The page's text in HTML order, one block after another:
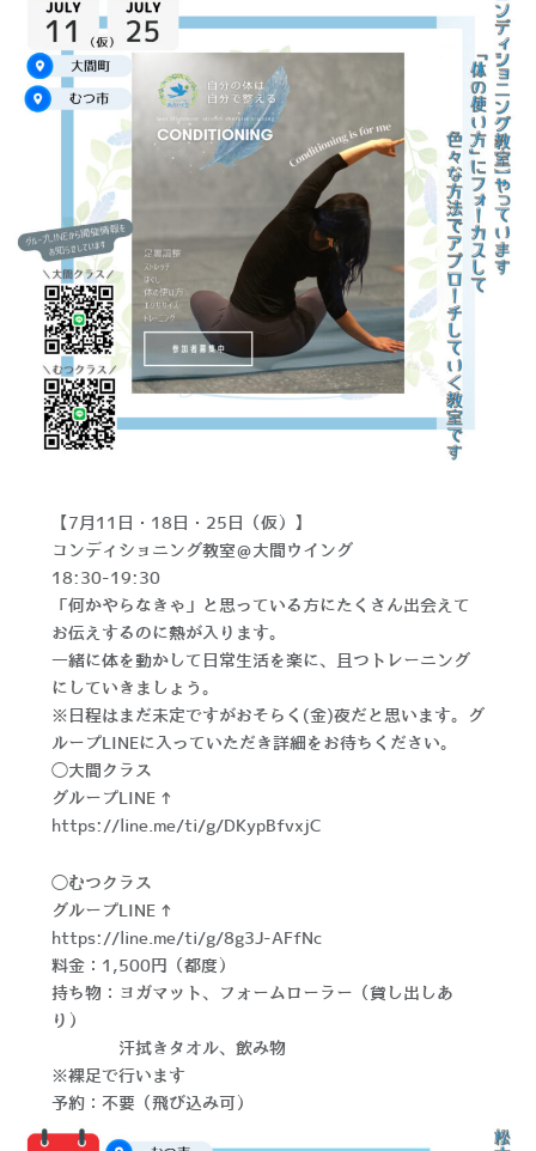
【7月11日・18日・25日（仮）】
コンディショニング教室＠大間ウイング
18:30-19:30
「何かやらなきゃ」と思っている方にたくさん出会えて
お伝えするのに熱が入ります。
一緒に体を動かして日常生活を楽に、且つトレーニング
にしていきましょう。
※日程はまだ未定ですがおそらく(金)夜だと思います。グ
ループLINEに入っていただき詳細をお待ちください。
◯大間クラス
グループLINE→
https://line.me/ti/g/DKypBfvxjC
◯むつクラス
グループLINE→
https://line.me/ti/g/8g3J-AFfNc
料金：1,500円（都度）
持ち物：ヨガマット、フォームローラー（貸し出しあ
り）
汗拭きタオル、飲み物
※裸足で行います
予約：不要（飛び込み可）